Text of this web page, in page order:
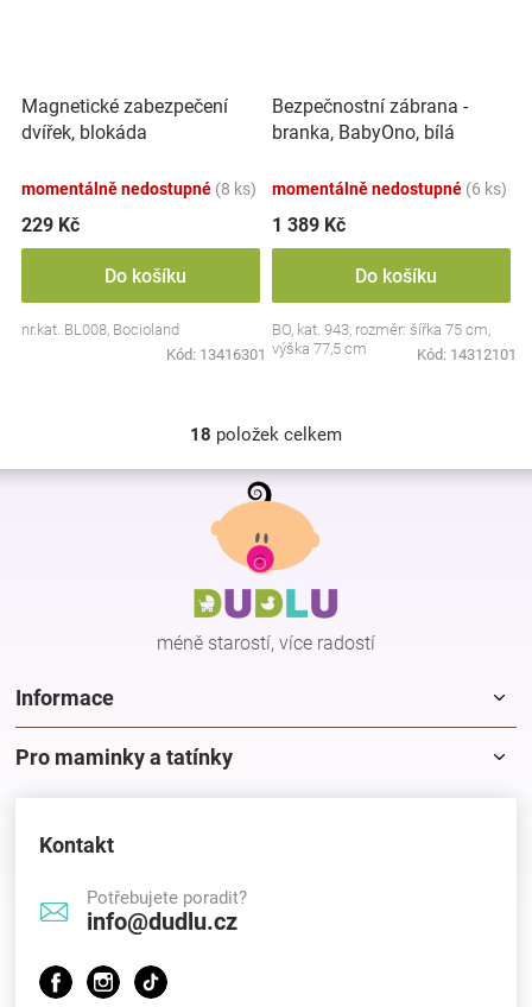
Magnetické zabezpečení
dvířek, blokáda
momentálně nedostupné (8 ks)
229 Kč
Do košíku
nr.kat. BL008, Bocioland
Kód: 13416301
Bezpečnostní zábrana -
branka, BabyOno, bílá
momentálně nedostupné (6 ks)
1 389 Kč
Do košíku
BO, kat. 943, rozměr: šířka 75 cm,
výška 77,5 cm
Kód: 14312101
O
v
l
d
a
c
í
p
r
18 položek celkem
Z
méně starostí, více radostí
Informace
Pro maminky a tatínky
Kontakt
Potřebujete poradit?
info@dudlu.cz